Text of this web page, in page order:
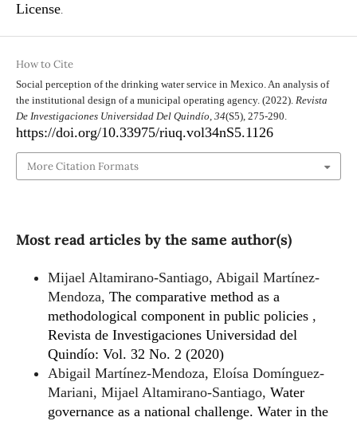
License.
How to Cite
Social perception of the drinking water service in Mexico. An analysis of
the institutional design of a municipal operating agency. (2022). Revista
De Investigaciones Universidad Del Quindío, 34(S5), 275-290.
https://doi.org/10.33975/riuq.vol34nS5.1126
More Citation Formats
Most read articles by the same author(s)
Mijael Altamirano-Santiago, Abigail Martínez-
Mendoza, The comparative method as a
methodological component in public policies ,
Revista de Investigaciones Universidad del
Quindío: Vol. 32 No. 2 (2020)
Abigail Martínez-Mendoza, Eloísa Domínguez-
Mariani, Mijael Altamirano-Santiago, Water
governance as a national challenge. Water in the